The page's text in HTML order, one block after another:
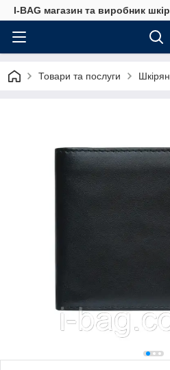
I-BAG магазин та виробник
Товари та послуги